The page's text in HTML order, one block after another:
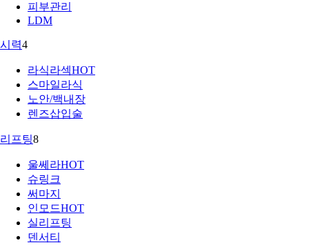
피부관리
LDM
시력4
라식라섹HOT
스마일라식
노안/백내장
렌즈삽입술
리프팅8
울쎄라HOT
슈링크
써마지
인모드HOT
실리프팅
덴서티